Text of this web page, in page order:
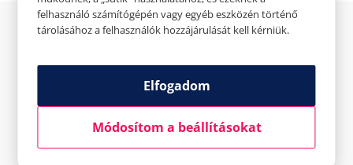
Az üzletről
Elfogadott fizetési eszközök
Saját szolgáltatások
felhasználó számítógépén vagy egyéb eszközén történő
tárolásához a felhasználók hozzájárulását kell kérniük.
Elfogadom
Módosítom a beállításokat